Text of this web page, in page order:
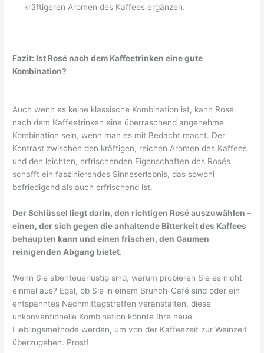
kräftigeren Aromen des Kaffees ergänzen.
Fazit: Ist Rosé nach dem Kaffeetrinken eine gute
Kombination?
Auch wenn es keine klassische Kombination ist, kann Rosé
nach dem Kaffeetrinken eine überraschend angenehme
Kombination sein, wenn man es mit Bedacht macht. Der
Kontrast zwischen den kräftigen, reichen Aromen des Kaffees
und den leichten, erfrischenden Eigenschaften des Rosés
schafft ein faszinierendes Sinneserlebnis, das sowohl
befriedigend als auch erfrischend ist.
Der Schlüssel liegt darin, den richtigen Rosé auszuwählen –
einen, der sich gegen die anhaltende Bitterkeit des Kaffees
behaupten kann und einen frischen, den Gaumen
reinigenden Abgang bietet.
Wenn Sie abenteuerlustig sind, warum probieren Sie es nicht
einmal aus? Egal, ob Sie in einem Brunch-Café sind oder ein
entspanntes Nachmittagstreffen veranstalten, diese
unkonventionelle Kombination könnte Ihre neue
Lieblingsmethode werden, um von der Kaffeezeit zur Weinzeit
überzugehen. Prost!